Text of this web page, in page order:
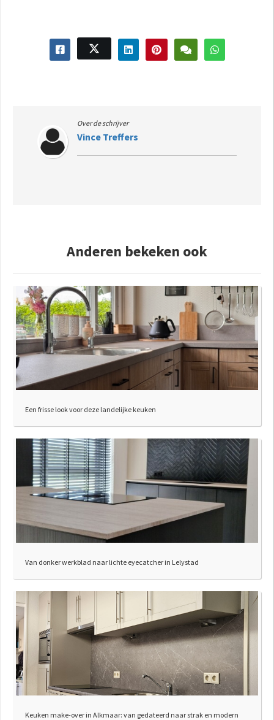
Over de schrijver
Vince Treffers
Anderen bekeken ook
Een frisse look voor deze landelijke keuken
Van donker werkblad naar lichte eyecatcher in Lelystad
Keuken make-over in Alkmaar: van gedateerd naar strak en modern